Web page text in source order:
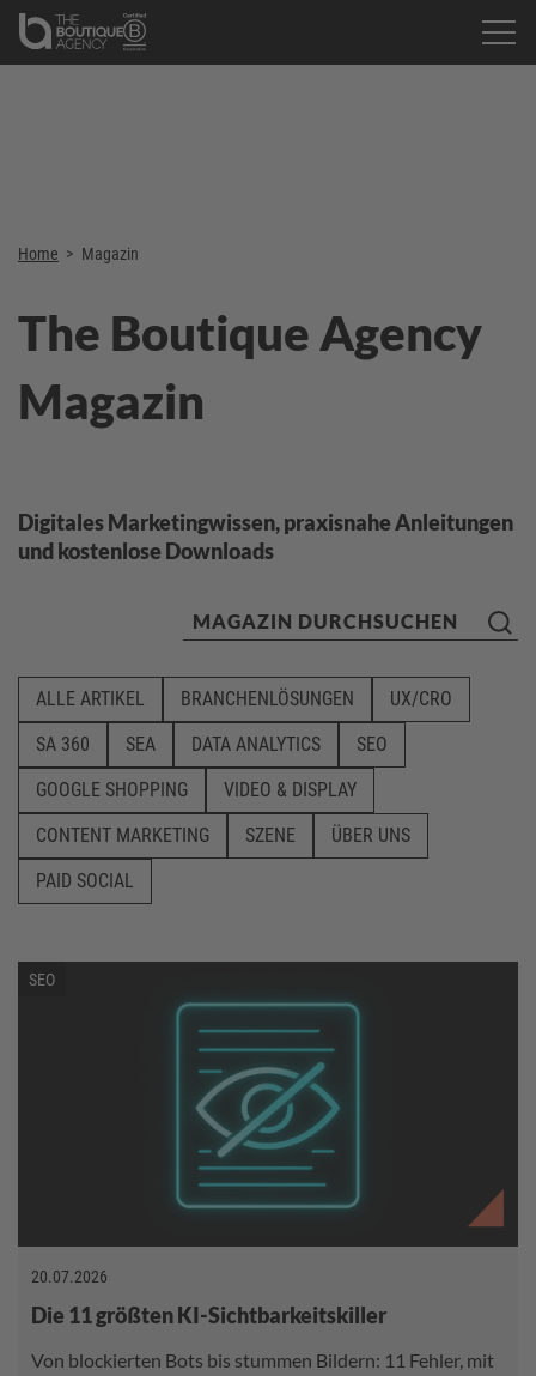
Home > Magazin
The Boutique Agency
Magazin
Digitales Marketingwissen, praxisnahe Anleitungen
und kostenlose Downloads
ALLE ARTIKEL BRANCHENLÖSUNGEN
UX/CRO
SA 360
SEA DATA ANALYTICS
SEO
GOOGLE SHOPPING
VIDEO & DISPLAY
CONTENT MARKETING
SZENE
ÜBER UNS
PAID SOCIAL
SEO
20.07.2026
Die 11 größten KI-Sichtbarkeitskiller
Von blockierten Bots bis stummen Bildern: 11 Fehler, mit